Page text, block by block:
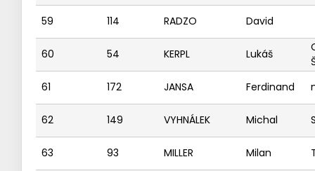
59
114 RADZO David
60 54 KERPL Lukáš
61
172 JANSA Ferdinand
62 149 VYHNÁLEK Michal
63 93 MILLER Milan